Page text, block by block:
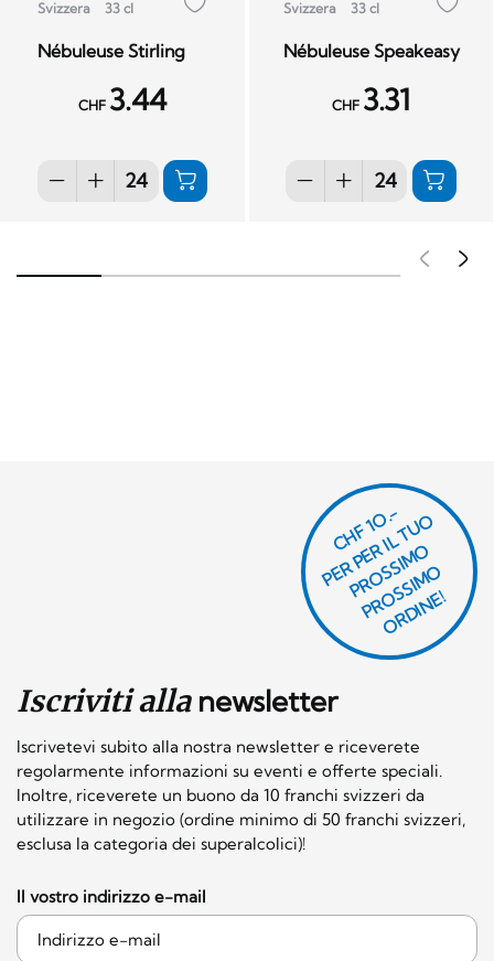
Svizzera 33 cl
Nébuleuse Stirling
CHF 3.44
Svizzera 33 cl
Nébuleuse Speakeasy
CHF 3.31
Iscriviti allanewsletter
Iscrivetevi subito alla nostra newsletter e riceverete
regolarmente informazioni su eventi e offerte speciali.
Inoltre, riceverete un buono da 10 franchi svizzeri da
utilizzare in negozio (ordine minimo di 50 franchi svizzeri,
esclusa la categoria dei superalcolici)!
CHF 1O.-
P
E
R
P
E
R I
L
T
U
O
P
R
O
S
SI
M
O
P
R
O
S
SI
M
O
O
R
DI
N
E!
Il vostro indirizzo e-mail